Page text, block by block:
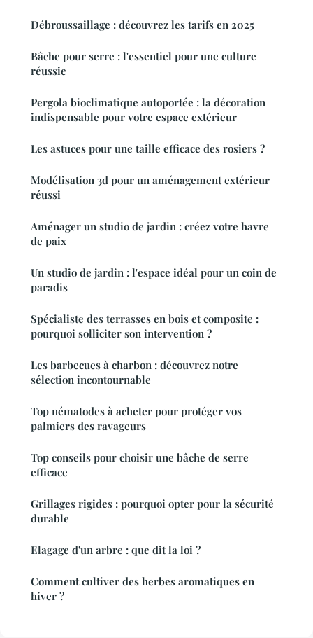
Débroussaillage : découvrez les tarifs en 2025
Bâche pour serre : l'essentiel pour une culture
réussie
Pergola bioclimatique autoportée : la décoration
indispensable pour votre espace extérieur
Les astuces pour une taille efficace des rosiers ?
Modélisation 3d pour un aménagement extérieur
réussi
Aménager un studio de jardin : créez votre havre
de paix
Un studio de jardin : l'espace idéal pour un coin de
paradis
Spécialiste des terrasses en bois et composite :
pourquoi solliciter son intervention ?
Les barbecues à charbon : découvrez notre
sélection incontournable
Top nématodes à acheter pour protéger vos
palmiers des ravageurs
Top conseils pour choisir une bâche de serre
efficace
Grillages rigides : pourquoi opter pour la sécurité
durable
Elagage d'un arbre : que dit la loi ?
Comment cultiver des herbes aromatiques en
hiver ?